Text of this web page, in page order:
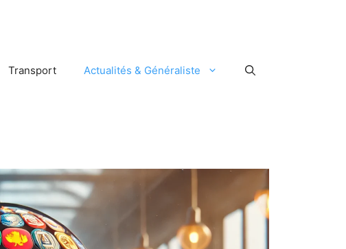
Transport Actualités & Généraliste